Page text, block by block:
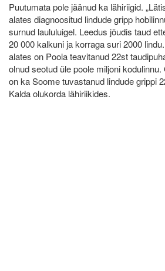
Puutumata pole jäänud ka lähiriigid.
alates diagnoositud lindude gripp
surnud laululuigel. Leedus jõudis taud
20 000 kalkuni ja korraga suri 2000
alates on Poola teavitanud 22st
olnud seotud üle poole miljoni
on ka Soome tuvastanud lindude grippi
Kalda olukorda lähiriikides.